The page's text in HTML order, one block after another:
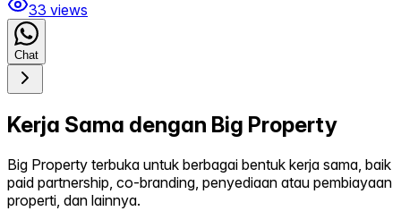
33 views
Chat
Kerja Sama dengan Big Property
Big Property terbuka untuk berbagai bentuk kerja sama, baik
paid partnership, co-branding, penyediaan atau pembiayaan
properti, dan lainnya.